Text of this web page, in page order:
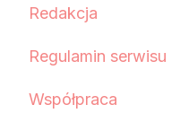
Redakcja
Regulamin serwisu
Współpraca